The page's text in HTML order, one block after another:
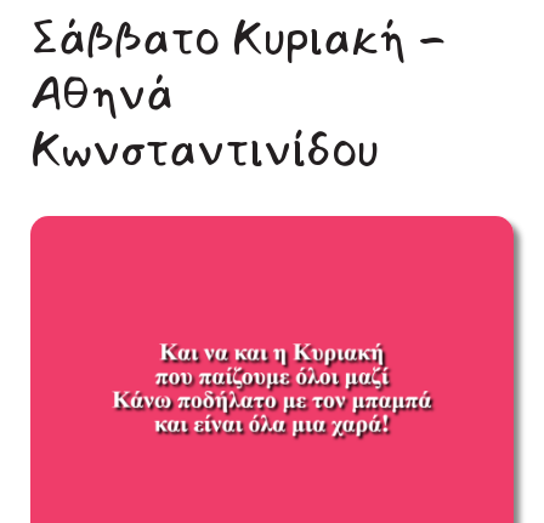
Σάββατο Κυριακή -
Αθηνά
Κωνσταντινίδου